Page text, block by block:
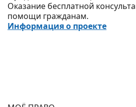
Оказание бесплатной
помощи гражданам.
Информация о проекте